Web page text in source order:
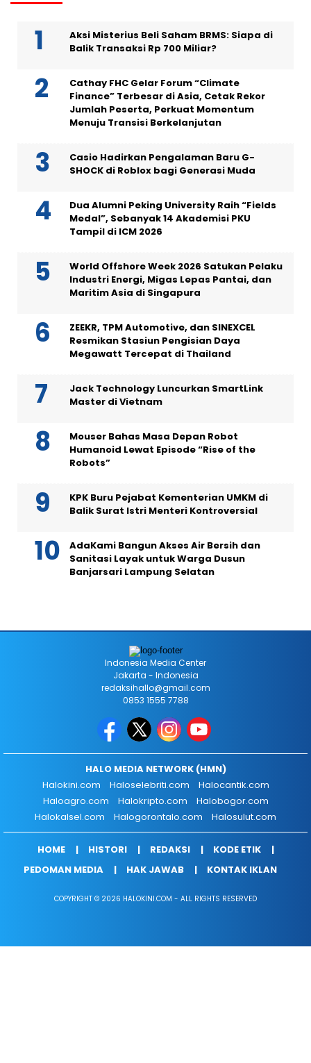
Aksi Misterius Beli Saham BRMS: Siapa di
Balik Transaksi Rp 700 Miliar?
Cathay FHC Gelar Forum “Climate
Finance” Terbesar di Asia, Cetak Rekor
Jumlah Peserta, Perkuat Momentum
Menuju Transisi Berkelanjutan
Casio Hadirkan Pengalaman Baru G-
SHOCK di Roblox bagi Generasi Muda
Dua Alumni Peking University Raih “Fields
Medal”, Sebanyak 14 Akademisi PKU
Tampil di ICM 2026
World Offshore Week 2026 Satukan Pelaku
Industri Energi, Migas Lepas Pantai, dan
Maritim Asia di Singapura
ZEEKR, TPM Automotive, dan SINEXCEL
Resmikan Stasiun Pengisian Daya
Megawatt Tercepat di Thailand
Jack Technology Luncurkan SmartLink
Master di Vietnam
Mouser Bahas Masa Depan Robot
Humanoid Lewat Episode “Rise of the
Robots”
KPK Buru Pejabat Kementerian UMKM di
Balik Surat Istri Menteri Kontroversial
AdaKami Bangun Akses Air Bersih dan
Sanitasi Layak untuk Warga Dusun
Banjarsari Lampung Selatan
Indonesia Media Center
Jakarta - Indonesia
redaksihallo@gmail.com
0853 1555 7788
HALO MEDIA NETWORK (HMN)
Halokini.com
Haloselebriti.com
Halocantik.com
Haloagro.com
Halokripto.com
Halobogor.com
Halokalsel.com
Halogorontalo.com Halosulut.com
HOME HISTORI REDAKSI
KODE ETIK
PEDOMAN MEDIA
HAK JAWAB KONTAK IKLAN
COPYRIGHT © 2026 HALOKINI.COM - ALL RIGHTS RESERVED